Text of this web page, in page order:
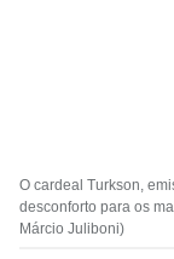
O cardeal Turkson,
desconforto para os
Márcio Juliboni)